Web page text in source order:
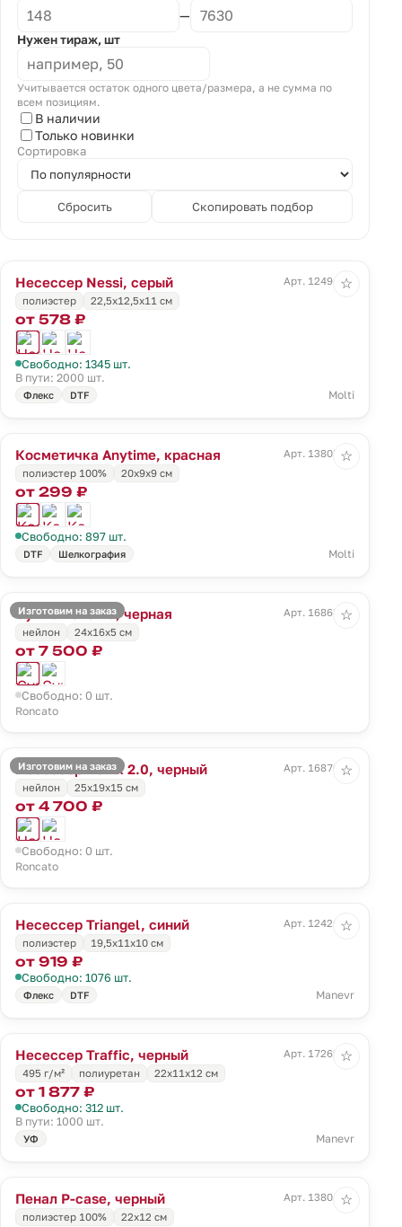
—
Нужен тираж, шт
Учитывается остаток одного цвета/размера, а не сумма по
всем позициям.
В наличии
Только новинки
Сортировка
Сбросить Скопировать подбор
Несессер Nessi, серый
Арт. 12491.10
полиэстер
22,5х12,5х11 см
от 578 ₽
Свободно: 1345 шт.
В пути: 2000 шт.
Флекс DTF Molti
☆
Косметичка Anytime, красная
Арт. 13803.50
полиэстер 100%
20х9х9 см
от 299 ₽
Свободно: 897 шт.
DTF Шелкография Molti
☆
Изготовим на заказ
Сумка Panama, черная
Арт. 16868.30
нейлон
24x16x5 см
от 7 500 ₽
Свободно: 0 шт.
Roncato
☆
Изготовим на заказ
Несессер Ironik 2.0, черный
Арт. 16870.30
нейлон
25x19x15 см
от 4 700 ₽
Свободно: 0 шт.
Roncato
☆
Несессер Triangel, синий
Арт. 12426.44
полиэстер
19,5х11х10 см
от 919 ₽
Свободно: 1076 шт.
Флекс DTF Manevr
☆
Несессер Traffic, черный
Арт. 17269.30
495 г/м²
полиуретан 22х11х12 см
от 1 877 ₽
Свободно: 312 шт.
В пути: 1000 шт.
УФ Manevr
☆
Пенал P-case, черный
Арт. 13804.30
полиэстер 100%
22х12 см
☆